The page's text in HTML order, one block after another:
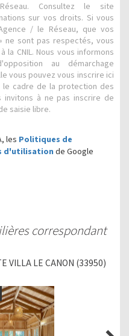
Consultez le site
sur vos droits. Si vous
/ le Réseau, que vos
ne sont pas respectés, vous
la CNIL. Nous vous informons
au démarchage
vous pouvez vous inscrire ici
le cadre de la protection des
invitons à ne pas inscrire de
saisie libre.
les Politiques de
d'utilisation de Google
VILLA LE CANON (33950)